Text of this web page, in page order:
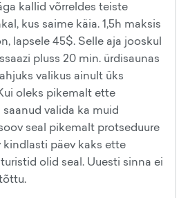
kallid võrreldes teiste
kus saime käia. 1,5h maksis
lapsele 45$. Selle aja jooskul
pluss 20 min. ürdisaunas
valikus ainult üks
oleks pikemalt ette
valida ka muid
seal pikemalt protseduure
päev kaks ette
olid seal. Uuesti sinna ei